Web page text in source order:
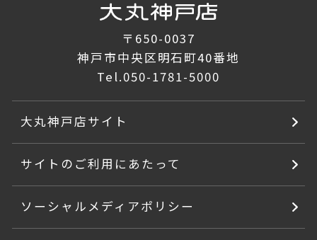
〒650-0037
神戸市中央区明石町40番地
Tel.050-1781-5000
大丸神戸店サイト
サイトのご利用にあたって
ソーシャルメディアポリシー